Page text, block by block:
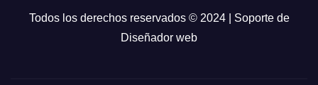
Todos los derechos reservados © 2024 | Soporte de
Diseñador web